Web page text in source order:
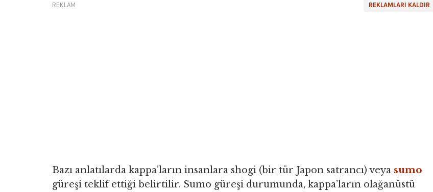
REKLAMLARI KALDIR
REKLAM
Bazı anlatılarda kappa’ların insanlara shogi (bir tür Japon satrancı) veya sumo
güreşi teklif ettiği belirtilir. Sumo güreşi durumunda, kappa’ların olağanüstü